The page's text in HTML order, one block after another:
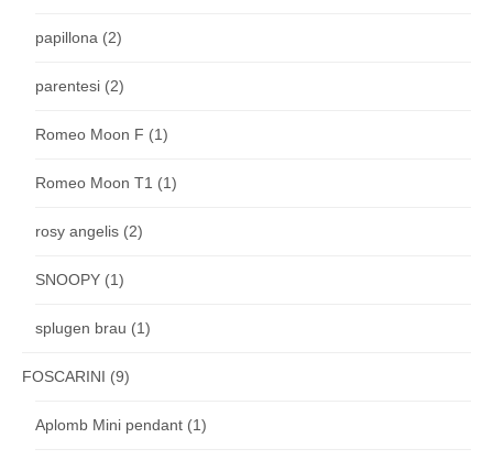
papillona (2)
parentesi (2)
Romeo Moon F (1)
Romeo Moon T1 (1)
rosy angelis (2)
SNOOPY (1)
splugen brau (1)
FOSCARINI (9)
Aplomb Mini pendant (1)